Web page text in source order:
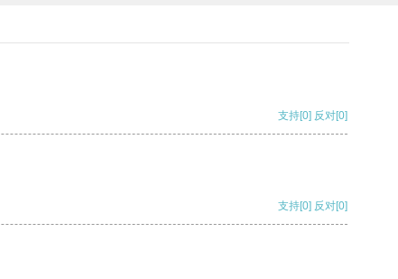
支持[0] 反对[0]
支持[0] 反对[0]